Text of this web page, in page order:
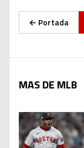
← Portada
MAS DE MLB